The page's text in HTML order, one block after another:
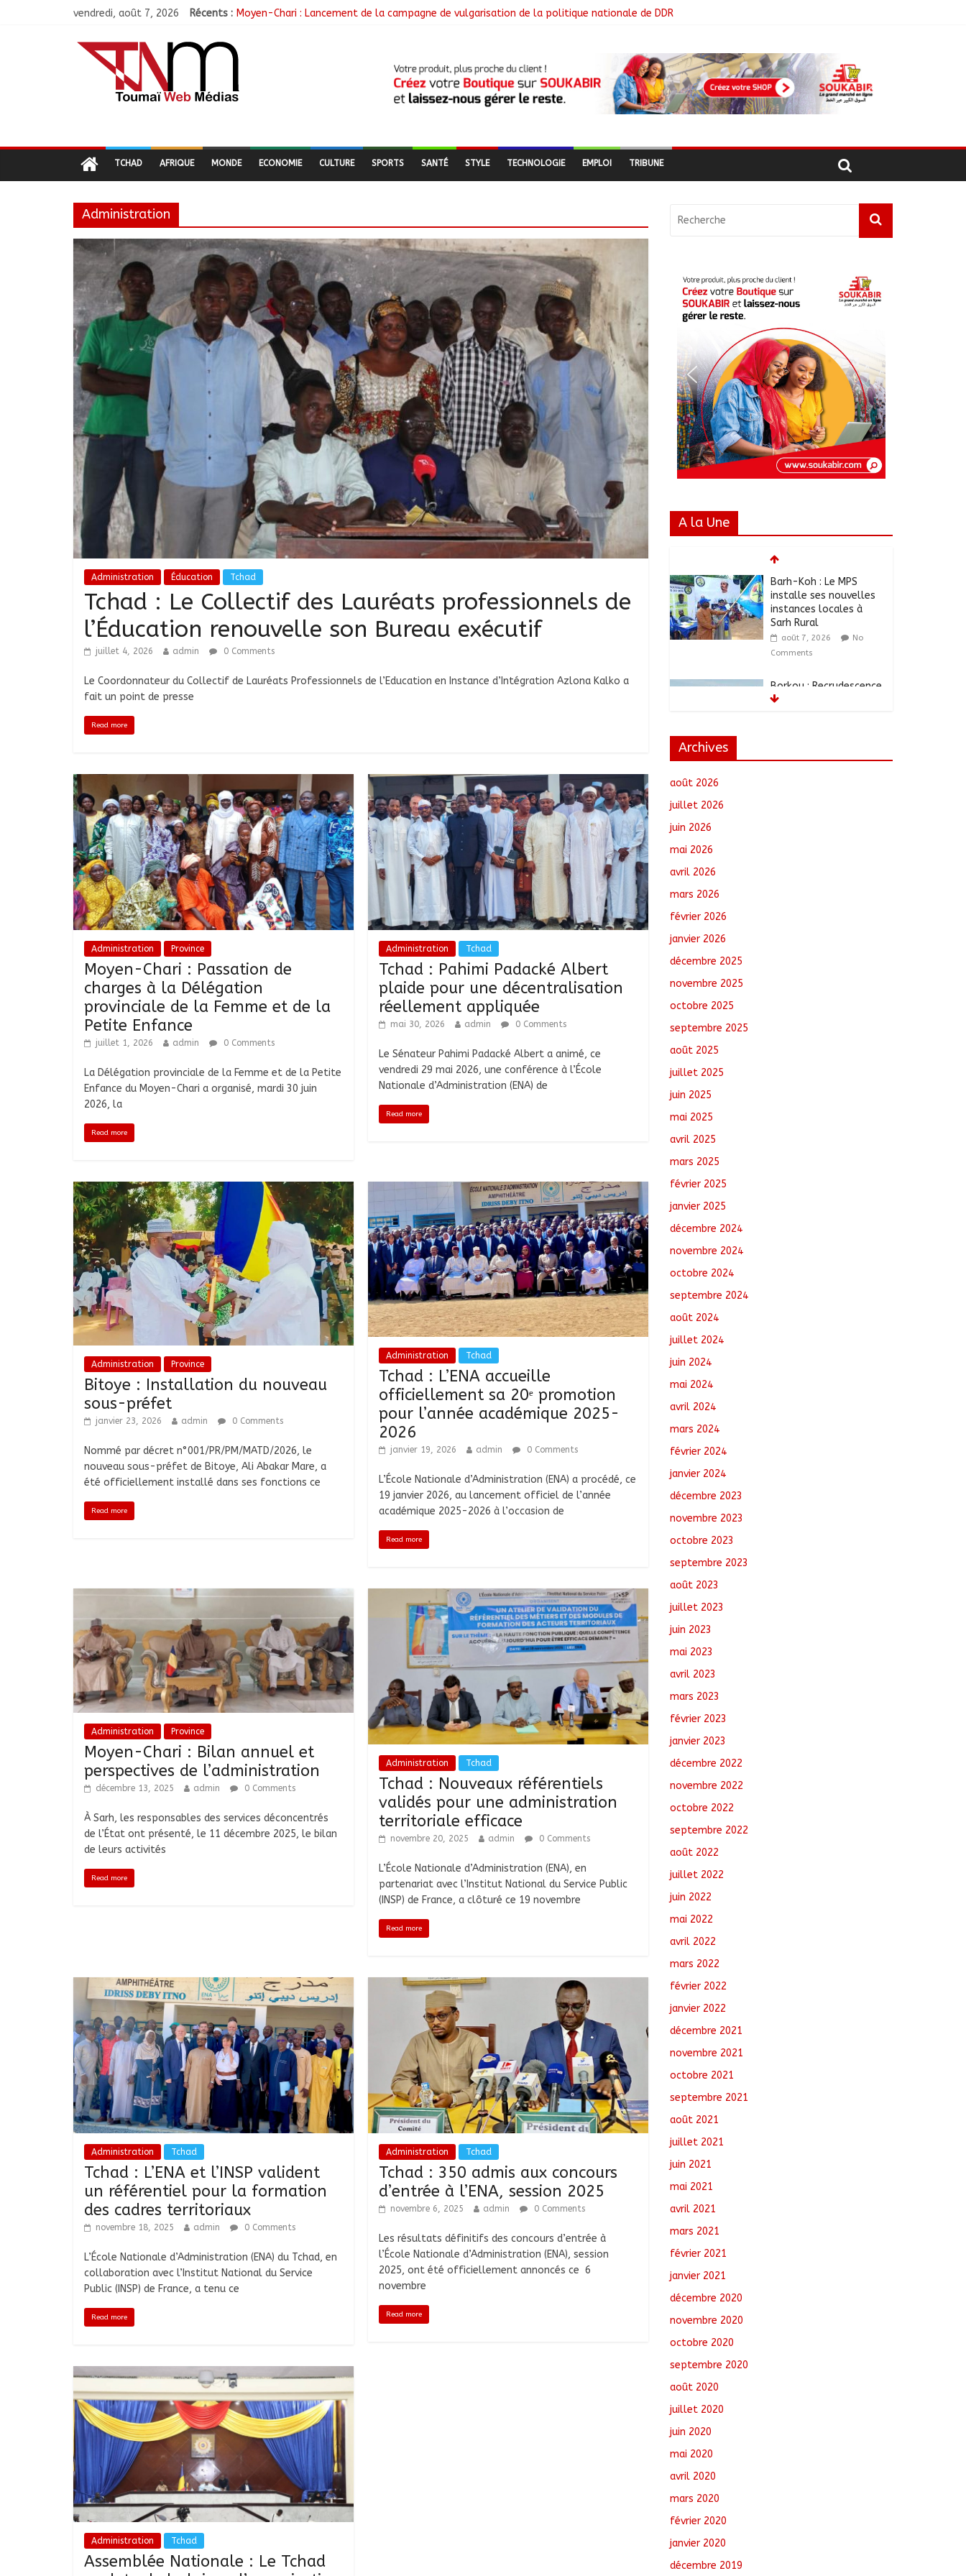
vendredi, août 7, 2026 Récents : Moyen-Chari : Lancement de la campagne de vulgarisation de la politique nationale de DDR
N’Djamena : Le maire intensifie le suivi des chantiers municipaux
Moyen-Chari : Les nouveaux bacheliers orientés vers leur avenir
TCHAD AFRIQUE MONDE ECONOMIE CULTURE SPORTS SANTÉ STYLE TECHNOLOGIE EMPLOI TRIBUNE
Administration
Administration Éducation Tchad
Tchad : Le Collectif des Lauréats professionnels de
l’Éducation renouvelle son Bureau exécutif
juillet 4, 2026 admin 0 Comments
Le Coordonnateur du Collectif de Lauréats Professionnels de l’Education en Instance d’Intégration Azlona Kalko a
fait un point de presse
Read more
Administration Province
Moyen-Chari : Passation de
charges à la Délégation
provinciale de la Femme et de la
Petite Enfance
juillet 1, 2026 admin 0 Comments
La Délégation provinciale de la Femme et de la Petite
Enfance du Moyen-Chari a organisé, mardi 30 juin
2026, la
Read more
Administration Tchad
Tchad : Pahimi Padacké Albert
plaide pour une décentralisation
réellement appliquée
mai 30, 2026 admin 0 Comments
Le Sénateur Pahimi Padacké Albert a animé, ce
vendredi 29 mai 2026, une conférence à l’École
Nationale d’Administration (ENA) de
Read more
Administration Province
Bitoye : Installation du nouveau
sous-préfet
janvier 23, 2026 admin 0 Comments
Nommé par décret n°001/PR/PM/MATD/2026, le
nouveau sous-préfet de Bitoye, Ali Abakar Mare, a
été officiellement installé dans ses fonctions ce
Read more
Administration Tchad
Tchad : L’ENA accueille
officiellement sa 20ᵉ promotion
pour l’année académique 2025-
2026
janvier 19, 2026 admin 0 Comments
L’École Nationale d’Administration (ENA) a procédé, ce
19 janvier 2026, au lancement officiel de l’année
académique 2025-2026 à l’occasion de
Read more
Administration Province
Moyen-Chari : Bilan annuel et
perspectives de l’administration
décembre 13, 2025 admin 0 Comments
À Sarh, les responsables des services déconcentrés
de l’État ont présenté, le 11 décembre 2025, le bilan
de leurs activités
Read more
Administration Tchad
Tchad : Nouveaux référentiels
validés pour une administration
territoriale efficace
novembre 20, 2025 admin 0 Comments
L’École Nationale d’Administration (ENA), en
partenariat avec l’Institut National du Service Public
(INSP) de France, a clôturé ce 19 novembre
Read more
Administration Tchad
Tchad : L’ENA et l’INSP valident
un référentiel pour la formation
des cadres territoriaux
novembre 18, 2025 admin 0 Comments
L’École Nationale d’Administration (ENA) du Tchad, en
collaboration avec l’Institut National du Service
Public (INSP) de France, a tenu ce
Read more
Administration Tchad
Tchad : 350 admis aux concours
d’entrée à l’ENA, session 2025
novembre 6, 2025 admin 0 Comments
Les résultats définitifs des concours d’entrée à
l’École Nationale d’Administration (ENA), session
2025, ont été officiellement annoncés ce 6
novembre
Read more
Administration Tchad
Assemblée Nationale : Le Tchad
A la Une
Barh-Koh : Le MPS
installe ses nouvelles
instances locales à
Sarh Rural
août 7, 2026
No
Comments
Borkou : Recrudescence
des braquages sur l’axe
Comments
Archives
août 2026
juillet 2026
juin 2026
mai 2026
avril 2026
mars 2026
février 2026
janvier 2026
décembre 2025
novembre 2025
octobre 2025
septembre 2025
août 2025
juillet 2025
juin 2025
mai 2025
avril 2025
mars 2025
février 2025
janvier 2025
décembre 2024
novembre 2024
octobre 2024
septembre 2024
août 2024
juillet 2024
juin 2024
mai 2024
avril 2024
mars 2024
février 2024
janvier 2024
décembre 2023
novembre 2023
octobre 2023
septembre 2023
août 2023
juillet 2023
juin 2023
mai 2023
avril 2023
mars 2023
février 2023
janvier 2023
décembre 2022
novembre 2022
octobre 2022
septembre 2022
août 2022
juillet 2022
juin 2022
mai 2022
avril 2022
mars 2022
février 2022
janvier 2022
décembre 2021
novembre 2021
octobre 2021
septembre 2021
août 2021
juillet 2021
juin 2021
mai 2021
avril 2021
mars 2021
février 2021
janvier 2021
décembre 2020
novembre 2020
octobre 2020
septembre 2020
août 2020
juillet 2020
juin 2020
mai 2020
avril 2020
mars 2020
février 2020
janvier 2020
décembre 2019